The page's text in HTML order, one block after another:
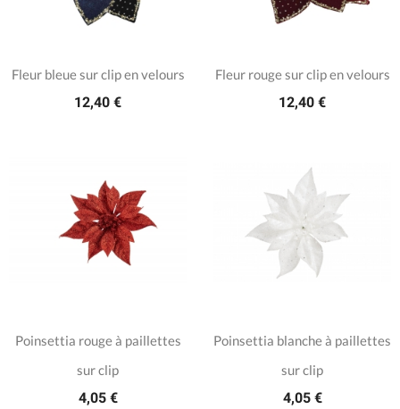
Fleur bleue sur clip en velours
12,40 €
Fleur rouge sur clip en velours
12,40 €
Poinsettia rouge à paillettes
sur clip
4,05 €
Poinsettia blanche à paillettes
sur clip
4,05 €